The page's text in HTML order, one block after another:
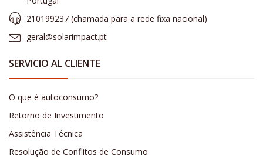
210199237 (​chamada para a rede fixa nacional)
geral@solarimpact.pt
SERVICIO AL CLIENTE
O que é autoconsumo?
Retorno de Investimento
Assistência Técnica
Resolução de Conflitos de Consumo